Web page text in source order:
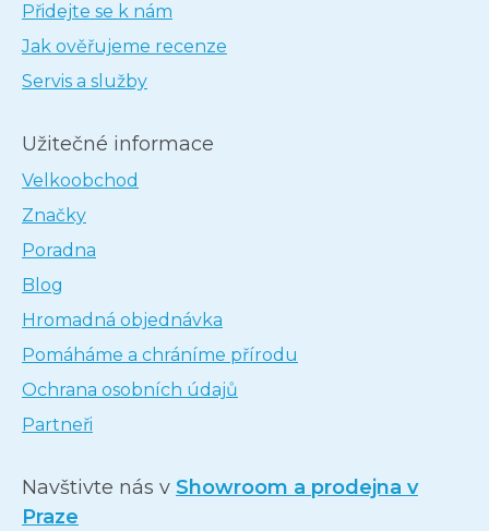
Přidejte se k nám
Jak ověřujeme recenze
Servis a služby
Užitečné informace
Velkoobchod
Značky
Poradna
Blog
Hromadná objednávka
Pomáháme a chráníme přírodu
Ochrana osobních údajů
Partneři
Navštivte nás v Showroom a prodejna v
Praze